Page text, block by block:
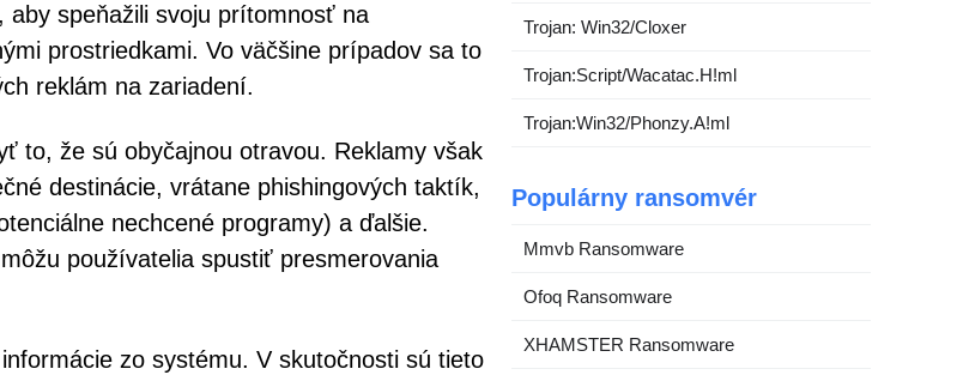
aby speňažili svoju prítomnosť na
prostriedkami. Vo väčšine prípadov sa to
reklám na zariadení.
to, že sú obyčajnou otravou. Reklamy však
destinácie, vrátane phishingových taktík,
nechcené programy) a ďalšie.
používatelia spustiť presmerovania
zo systému. V skutočnosti sú tieto
Trojan: Win32/Cloxer
Trojan:Script/Wacatac.H!ml
Trojan:Win32/Phonzy.A!ml
Populárny ransomvér
Mmvb Ransomware
Ofoq Ransomware
XHAMSTER Ransomware